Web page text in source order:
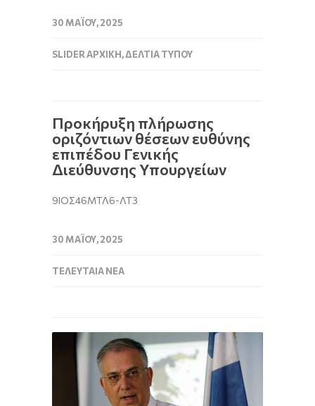
30 ΜΑΪ́ΟΥ, 2025
SLIDER ΑΡΧΙΚΉ,ΔΕΛΤΊΑ ΤΎΠΟΥ
Προκήρυξη πλήρωσης
οριζόντιων θέσεων ευθύνης
επιπέδου Γενικής
Διεύθυνσης Υπουργείων
9ΙΟΣ46ΜΤΛ6-ΛΤ3
30 ΜΑΪ́ΟΥ, 2025
ΤΕΛΕΥΤΑΊΑ ΝΈΑ